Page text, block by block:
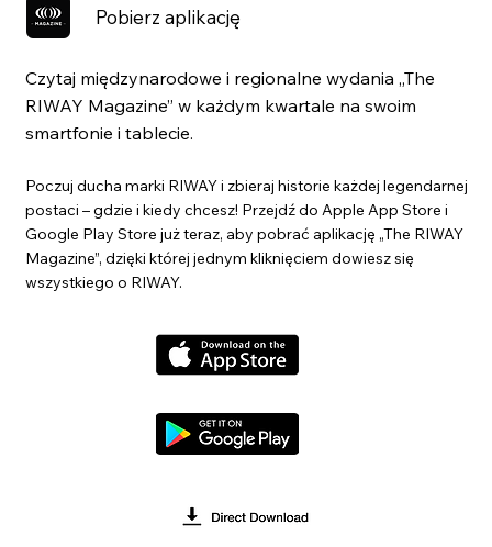
Pobierz aplikację
Czytaj międzynarodowe i regionalne wydania „The
RIWAY Magazine” w każdym kwartale na swoim
smartfonie i tablecie.
Poczuj ducha marki RIWAY i zbieraj historie każdej legendarnej
postaci – gdzie i kiedy chcesz! Przejdź do Apple App Store i
Google Play Store już teraz, aby pobrać aplikację „The RIWAY
Magazine”, dzięki której jednym kliknięciem dowiesz się
wszystkiego o RIWAY.